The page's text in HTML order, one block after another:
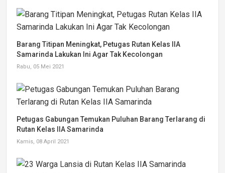
Barang Titipan Meningkat, Petugas Rutan Kelas IIA
Samarinda Lakukan Ini Agar Tak Kecolongan
Rabu, 05 Mei 2021
Petugas Gabungan Temukan Puluhan Barang Terlarang di
Rutan Kelas IIA Samarinda
Kamis, 08 April 2021